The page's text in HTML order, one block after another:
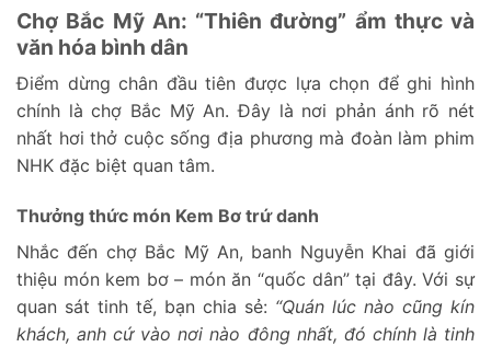
Chợ Bắc Mỹ An: “Thiên đường” ẩm thực và
văn hóa bình dân
Điểm dừng chân đầu tiên được lựa chọn để ghi hình
chính là chợ Bắc Mỹ An. Đây là nơi phản ánh rõ nét
nhất hơi thở cuộc sống địa phương mà đoàn làm phim
NHK đặc biệt quan tâm.
Thưởng thức món Kem Bơ trứ danh
Nhắc đến chợ Bắc Mỹ An, banh Nguyễn Khai đã giới
thiệu món kem bơ – món ăn “quốc dân” tại đây. Với sự
quan sát tinh tế, bạn chia sẻ: “Quán lúc nào cũng kín
khách, anh cứ vào nơi nào đông nhất, đó chính là tinh